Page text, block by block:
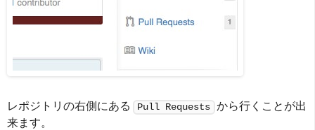
レポジトリの右側にある Pull Requests から行くことが出
来ます。